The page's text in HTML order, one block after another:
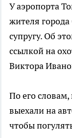
У аэропорта
жителя
супругу. Об
ссылкой на
Виктора
По его словам,
выехали на
чтобы